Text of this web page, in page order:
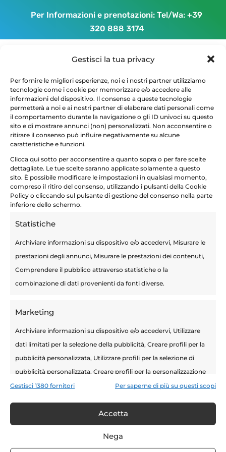
Gestisci la tua privacy
Per fornire le migliori esperienze, noi e i nostri partner utilizziamo
tecnologie come i cookie per memorizzare e/o accedere alle
informazioni del dispositivo. Il consenso a queste tecnologie
permetterà a noi e ai nostri partner di elaborare dati personali come
il comportamento durante la navigazione o gli ID univoci su questo
sito e di mostrare annunci (non) personalizzati. Non acconsentire o
ritirare il consenso può influire negativamente su alcune
caratteristiche e funzioni.
Clicca qui sotto per acconsentire a quanto sopra o per fare scelte
dettagliate. Le tue scelte saranno applicate solamente a questo
sito. È possibile modificare le impostazioni in qualsiasi momento,
compreso il ritiro del consenso, utilizzando i pulsanti della Cookie
Policy o cliccando sul pulsante di gestione del consenso nella parte
inferiore dello schermo.
Statistiche
Archiviare informazioni su dispositivo e/o accedervi, Misurare le
prestazioni degli annunci, Misurare le prestazioni dei contenuti,
Comprendere il pubblico attraverso statistiche o la
combinazione di dati provenienti da fonti diverse.
Marketing
Archiviare informazioni su dispositivo e/o accedervi, Utilizzare
dati limitati per la selezione della pubblicità, Creare profili per la
pubblicità personalizzata, Utilizzare profili per la selezione di
pubblicità personalizzata, Creare profili per la personalizzazione
dei contenuti, Utilizzare profili per la selezione di contenuti
Funzionalità Sempre attivo
Gestisci 1380 fornitori Per saperne di più su questi scopi
Accetta
Nega
Per Informazioni e prenotazioni: Tel/Wa:+39
320 888 3174
0clip_image004
Terapie Mini-Invasive
Calcolosi urinaria: sintomi, cause e
Tecnica Rezum prostata: come trattare
efficacemente l’iperplasia prostatica
benigna con il vapore acqueo
Salute della prostata: 10 consigli per
preservare il benessere dell’uomo
Biopsia prostata fusion: il tumore della
prostata nel mirino della tecnologia